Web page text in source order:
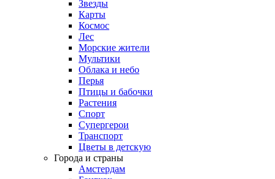
Звезды
Карты
Космос
Лес
Морские жители
Мультики
Облака и небо
Перья
Птицы и бабочки
Растения
Спорт
Супергерои
Транспорт
Цветы в детскую
Города и страны
Амстердам